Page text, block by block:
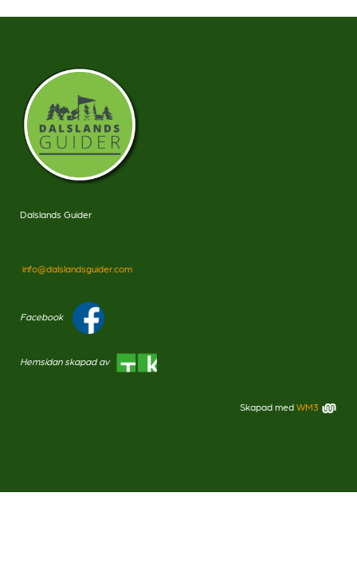
Dalslands Guider
info@dalslandsguider.com
Facebook
Hemsidan skapad av
Skapad med WM3